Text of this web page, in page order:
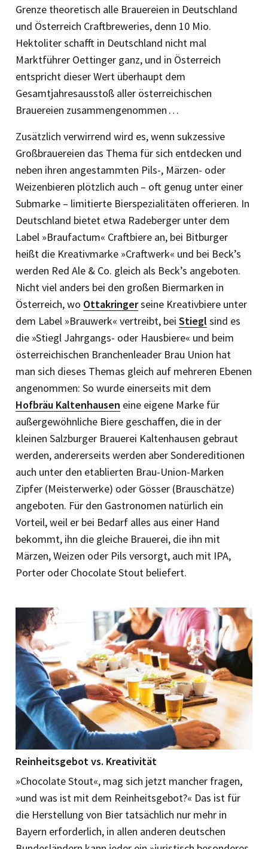
Grenze theoretisch alle Brauereien in Deutschland
und Österreich Craftbreweries, denn 10 Mio.
Hektoliter schafft in Deutschland nicht mal
Marktführer Oettinger ganz, und in Österreich
entspricht dieser Wert überhaupt dem
Gesamtjahresausstoß aller ­österreichischen
Brauereien zusammengenommen …
Zusätzlich verwirrend wird es, wenn sukzessive
Großbrauereien das Thema für sich entdecken und
neben ihren angestammten Pils-, Märzen- oder
Weizenbieren plötzlich auch – oft genug unter einer
Submarke – limitierte Bierspezialitäten offerieren. In
Deutschland bietet etwa Radeberger unter dem
Label »Braufactum« Craftbiere an, bei Bitburger
heißt die Kreativmarke »Craftwerk« und bei Beck’s
werden Red Ale & Co. gleich als Beck’s angeboten.
Nicht viel anders bei den großen Biermarken in
Österreich, wo Ottakringerseine Kreativbiere unter
dem Label »Brauwerk« vertreibt, bei Stiegl sind es
die »Stiegl Jahrgangs- oder Hausbiere« und beim
österreichischen Branchenleader Brau Union hat
man sich dieses Themas gleich auf mehreren Ebenen
angenommen: So wurde einerseits mit dem
Hofbräu Kaltenhausen eine eigene Marke für
außergewöhnliche Biere geschaffen, die in der
kleinen Salzburger Brauerei Kaltenhausen gebraut
werden, andererseits werden aber Sondereditionen
auch unter den etablierten Brau-Union-Marken
Zipfer (Meisterwerke) oder Gösser (Brauschätze)
angeboten. Für den Gastronomen natürlich ein
Vorteil, weil er bei Bedarf alles aus einer Hand
bekommt, ihn die gleiche Brauerei, die ihn mit
Märzen, Weizen oder Pils versorgt, auch mit IPA,
Porter oder Chocolate Stout beliefert.
Reinheitsgebotvs. Kreativität
»Chocolate Stout«, mag sich jetzt mancher fragen,
»und was ist mit dem Reinheitsgebot?« Das ist für
die Herstellung von Bier tatsächlich nur mehr in
Bayern erforderlich, in allen anderen deutschen